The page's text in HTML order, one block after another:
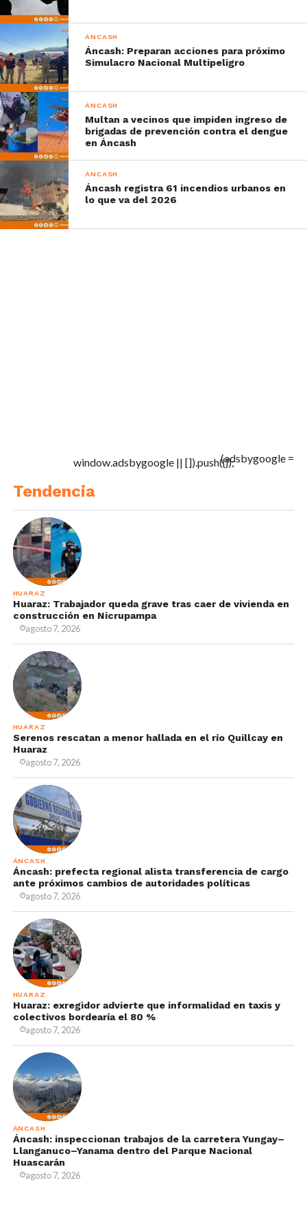
ÁNCASH
Áncash: Preparan acciones para próximo
Simulacro Nacional Multipeligro
ÁNCASH
Multan a vecinos que impiden ingreso de
brigadas de prevención contra el dengue
en Áncash
ÁNCASH
Áncash registra 61 incendios urbanos en
lo que va del 2026
(adsbygoogle =
window.adsbygoogle || []).push({});
Tendencia
HUARAZ
Huaraz: Trabajador queda grave tras caer de vivienda en
construcción en Nicrupampa
agosto 7, 2026
HUARAZ
Serenos rescatan a menor hallada en el río Quillcay en
Huaraz
agosto 7, 2026
ÁNCASH
Áncash: prefecta regional alista transferencia de cargo
ante próximos cambios de autoridades políticas
agosto 7, 2026
HUARAZ
Huaraz: exregidor advierte que informalidad en taxis y
colectivos bordearía el 80 %
agosto 7, 2026
ÁNCASH
Áncash: inspeccionan trabajos de la carretera Yungay–
Llanganuco–Yanama dentro del Parque Nacional
Huascarán
agosto 7, 2026